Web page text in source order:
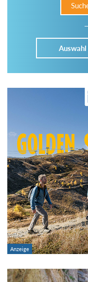
Im
Region:
Gebirge:
Art der Tour:
Schwierigkeitsgrad: